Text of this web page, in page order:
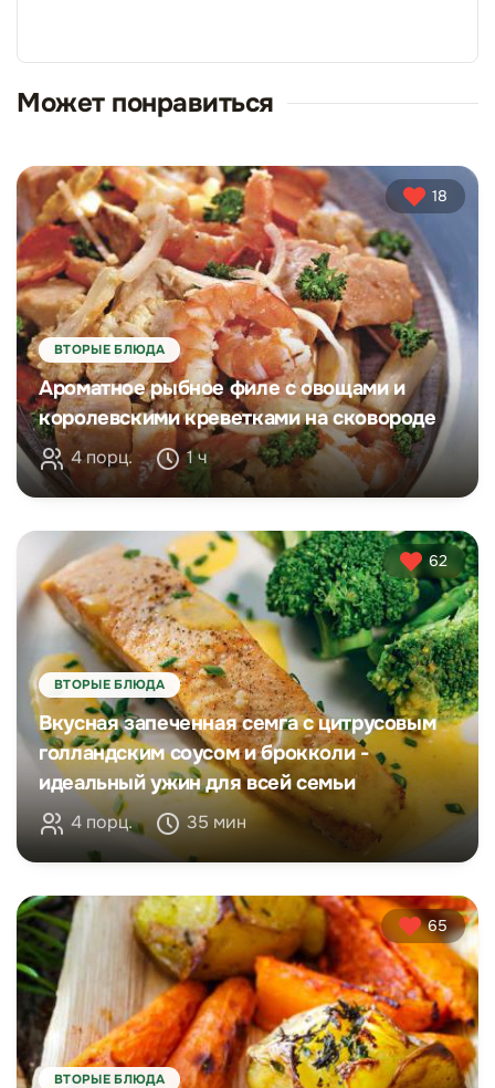
Может понравиться
18
ВТОРЫЕ БЛЮДА
Ароматное рыбное филе с овощами и
королевскими креветками на сковороде
4 порц. 1 ч
62
ВТОРЫЕ БЛЮДА
Вкусная запеченная семга с цитрусовым
голландским соусом и брокколи -
идеальный ужин для всей семьи
4 порц. 35 мин
65
ВТОРЫЕ БЛЮДА